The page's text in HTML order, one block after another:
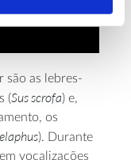
são as lebres-
(Sus scrofa) e,
os
). Durante
vocalizações